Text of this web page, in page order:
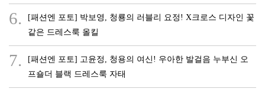
6.
[패션엔 포토] 박보영, 청룡의 러블리 요정! X크로스 디자인 꽃
같은 드레스룩 올킬
7.
[패션엔 포토] 고윤정, 청용의 여신! 우아한 발걸음 누부신 오
프숄더 블랙 드레스룩 자태